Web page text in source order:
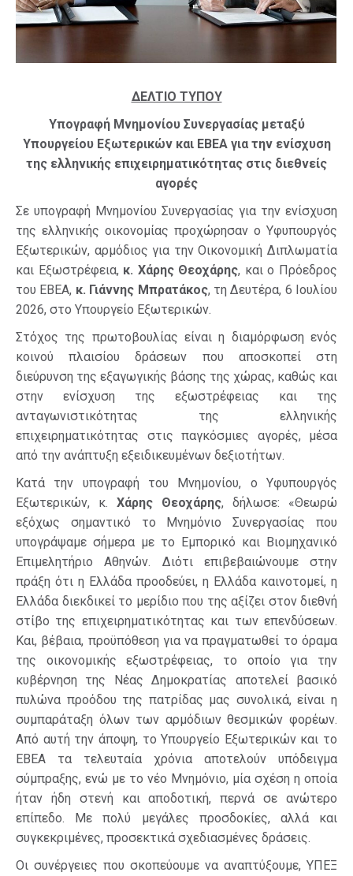
ΔΕΛΤΙΟ ΤΥΠΟΥ
Υπογραφή Μνημονίου Συνεργασίας μεταξύ
Υπουργείου Εξωτερικών και ΕΒΕΑ για την ενίσχυση
της ελληνικής επιχειρηματικότητας στις διεθνείς
αγορές
Σε υπογραφή Μνημονίου Συνεργασίας για την ενίσχυση
της ελληνικής οικονομίας προχώρησαν ο Υφυπουργός
Εξωτερικών, αρμόδιος για την Οικονομική Διπλωματία
και Εξωστρέφεια, κ. Χάρης Θεοχάρης, και ο Πρόεδρος
του ΕΒΕΑ, κ. Γιάννης Μπρατάκος, τη Δευτέρα, 6 Ιουλίου
2026, στο Υπουργείο Εξωτερικών.
Στόχος της πρωτοβουλίας είναι η διαμόρφωση ενός
κοινού πλαισίου δράσεων που αποσκοπεί στη
διεύρυνση της εξαγωγικής βάσης της χώρας, καθώς και
στην ενίσχυση της εξωστρέφειας και της
ανταγωνιστικότητας της ελληνικής
επιχειρηματικότητας στις παγκόσμιες αγορές, μέσα
από την ανάπτυξη εξειδικευμένων δεξιοτήτων.
Κατά την υπογραφή του Μνημονίου, ο Υφυπουργός
Εξωτερικών, κ. Χάρης Θεοχάρης, δήλωσε: «Θεωρώ
εξόχως σημαντικό το Μνημόνιο Συνεργασίας που
υπογράψαμε σήμερα με το Εμπορικό και Βιομηχανικό
Επιμελητήριο Αθηνών. Διότι επιβεβαιώνουμε στην
πράξη ότι η Ελλάδα προοδεύει, η Ελλάδα καινοτομεί, η
Ελλάδα διεκδικεί το μερίδιο που της αξίζει στον διεθνή
στίβο της επιχειρηματικότητας και των επενδύσεων.
Και, βέβαια, προϋπόθεση για να πραγματωθεί το όραμα
της οικονομικής εξωστρέφειας, το οποίο για την
κυβέρνηση της Νέας Δημοκρατίας αποτελεί βασικό
πυλώνα προόδου της πατρίδας μας συνολικά, είναι η
συμπαράταξη όλων των αρμόδιων θεσμικών φορέων.
Από αυτή την άποψη, το Υπουργείο Εξωτερικών και το
ΕΒΕΑ τα τελευταία χρόνια αποτελούν υπόδειγμα
σύμπραξης, ενώ με το νέο Μνημόνιο, μία σχέση η οποία
ήταν ήδη στενή και αποδοτική, περνά σε ανώτερο
επίπεδο. Με πολύ μεγάλες προσδοκίες, αλλά και
συγκεκριμένες, προσεκτικά σχεδιασμένες δράσεις.
Οι συνέργειες που σκοπεύουμε να αναπτύξουμε, ΥΠΕΞ